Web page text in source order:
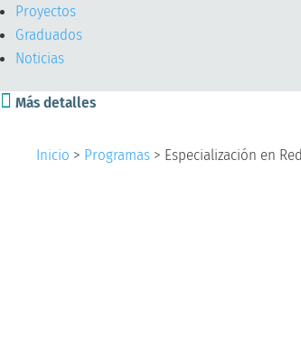
Proyectos
Graduados
Noticias
 Más detalles
Inicio > Programas > Especialización en